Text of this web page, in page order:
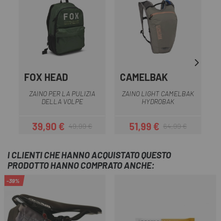
FOX HEAD
ZAINO PER LA PULIZIA
DELLA VOLPE
Prezzo
39,90 €Prezzo base
49,99 €
CAMELBAK
ZAINO LIGHT CAMELBAK
HYDROBAK
Prezzo
51,99 €Prezzo base
64,99 €
I CLIENTI CHE HANNO ACQUISTATO QUESTO
PRODOTTO HANNO COMPRATO ANCHE:
-39%